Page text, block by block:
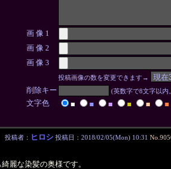
画 像 1
画 像 2
画 像 3
投稿画像の数を変更できます→
削除キー (英数字で8文字以内
文字色 ■ ■ ■ ■ ■ ■
投稿者： ヒロシ 投稿日：2018/02/05(Mon) 10:31
綺麗な染髪の奥様です。